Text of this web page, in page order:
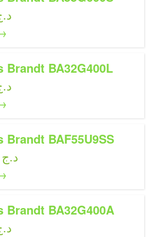
Brandt BA32G400L
Brandt BAF55U9SS
129,000.00 د.ج
Brandt BA32G400A